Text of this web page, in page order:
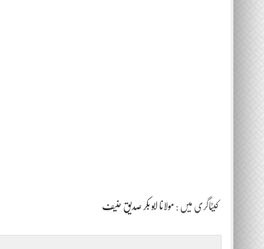
کیٹاگری میں : مولانا ابو بکر صدیق حنیف